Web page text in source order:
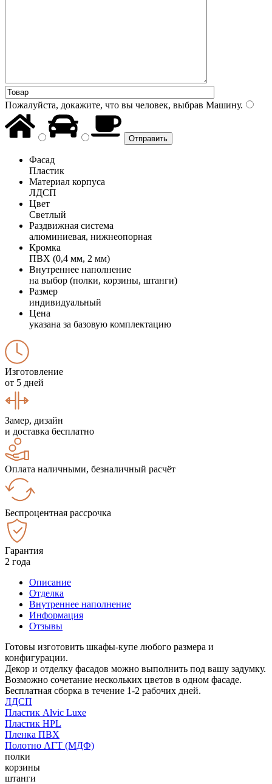
Пожалуйста, докажите, что вы человек, выбрав Машину.
Фасад
Пластик
Материал корпуса
ЛДСП
Цвет
Светлый
Раздвижная система
алюминиевая, нижнеопорная
Кромка
ПВХ (0,4 мм, 2 мм)
Внутреннее наполнение
на выбор (полки, корзины, штанги)
Размер
индивидуальный
Цена
указана за базовую комплектацию
Изготовление
от 5 дней
Замер, дизайн
и доставка бесплатно
Оплата наличными, безналичный расчёт
Беспроцентная рассрочка
Гарантия
2 года
Описание
Отделка
Внутреннее наполнение
Информация
Отзывы
Готовы изготовить шкафы-купе любого размера и
конфигурации.
Декор и отделку фасадов можно выполнить под вашу задумку.
Возможно сочетание нескольких цветов в одном фасаде.
Бесплатная сборка в течение 1-2 рабочих дней.
ЛДСП
Пластик Alvic Luxe
Пластик HPL
Пленка ПВХ
Полотно АГТ (МДФ)
полки
корзины
штанги